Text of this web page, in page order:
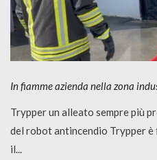
In fiamme azienda nella zona
Trypper un alleato sempre più
del robot antincendio Trypper
il...